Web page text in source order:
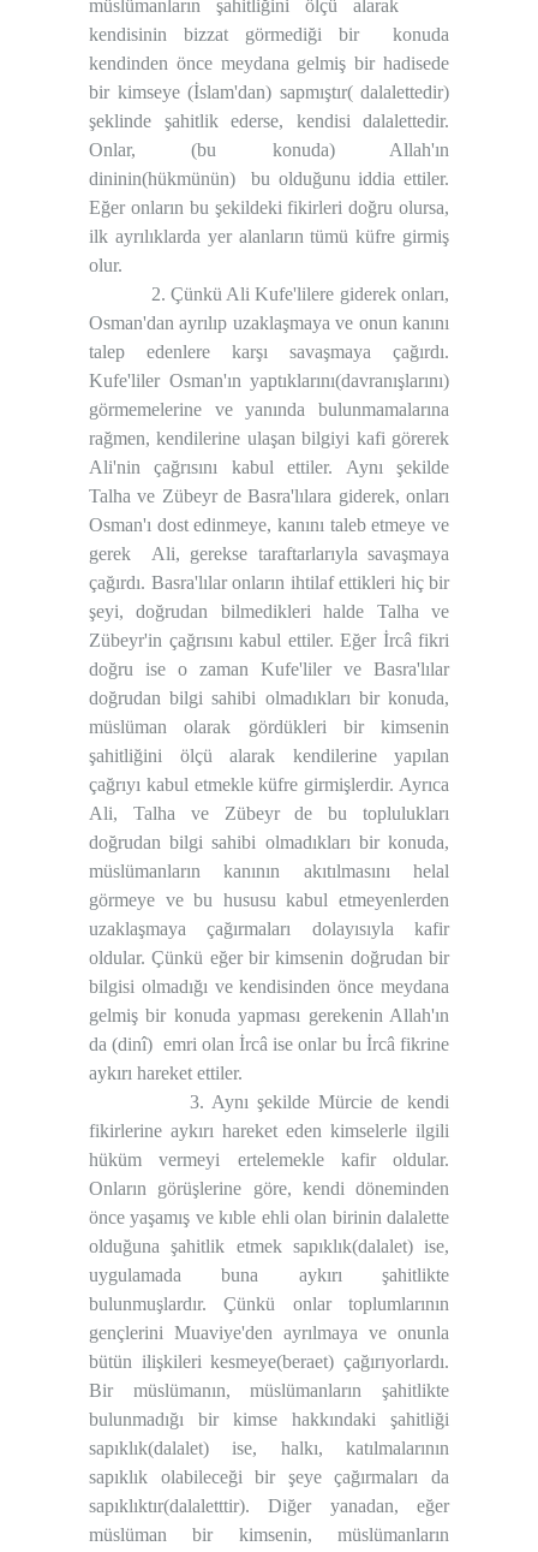
müslümanların şahitliğini ölçü alarak
kendisinin bizzat görmediği bir
konuda
kendinden önce meydana gelmiş bir hadisede
bir kimseye (İslam'dan) sapmıştır( dalalettedir)
şeklinde şahitlik ederse, kendisi dalalettedir.
Onlar, (bu konuda) Allah'ın
dininin(hükmünün)
bu olduğunu iddia ettiler.
Eğer onların bu şekildeki fikirleri doğru olursa,
ilk ayrılıklarda yer alanların tümü küfre girmiş
olur.
2. Çünkü Ali Kufe'lilere giderek onları,
Osman'dan ayrılıp uzaklaşmaya ve onun kanını
talep edenlere karşı savaşmaya çağırdı.
Kufe'liler Osman'ın yaptıklarını(davranışlarını)
görmemelerine ve yanında bulunmamalarına
rağmen, kendilerine ulaşan bilgiyi kafi görerek
Ali'nin çağrısını kabul ettiler. Aynı şekilde
Talha ve Zübeyr de Basra'lılara giderek, onları
Osman'ı dost edinmeye, kanını taleb etmeye ve
gerek
Ali, gerekse taraftarlarıyla savaşmaya
çağırdı. Basra'lılar onların ihtilaf ettikleri hiç bir
şeyi, doğrudan bilmedikleri halde Talha ve
Zübeyr'in çağrısını kabul ettiler. Eğer İrcâ fikri
doğru ise o zaman Kufe'liler ve Basra'lılar
doğrudan bilgi sahibi olmadıkları bir konuda,
müslüman olarak gördükleri bir kimsenin
şahitliğini ölçü alarak kendilerine yapılan
çağrıyı kabul etmekle küfre girmişlerdir. Ayrıca
Ali, Talha ve Zübeyr de bu toplulukları
doğrudan bilgi sahibi olmadıkları bir konuda,
müslümanların kanının akıtılmasını helal
görmeye ve bu hususu kabul etmeyenlerden
uzaklaşmaya çağırmaları dolayısıyla kafir
oldular. Çünkü eğer bir kimsenin doğrudan bir
bilgisi olmadığı ve kendisinden önce meydana
gelmiş bir konuda yapması gerekenin Allah'ın
da (dinî) emri olan İrcâ ise onlar bu İrcâ fikrine
aykırı hareket ettiler.
3. Aynı şekilde Mürcie de kendi
fikirlerine aykırı hareket eden kimselerle ilgili
hüküm vermeyi ertelemekle kafir oldular.
Onların görüşlerine göre, kendi döneminden
önce yaşamış ve kıble ehli olan birinin dalalette
olduğuna şahitlik etmek sapıklık(dalalet) ise,
uygulamada buna aykırı şahitlikte
bulunmuşlardır. Çünkü onlar toplumlarının
gençlerini Muaviye'den ayrılmaya ve onunla
bütün ilişkileri kesmeye(beraet) çağırıyorlardı.
Bir müslümanın, müslümanların şahitlikte
bulunmadığı bir kimse hakkındaki şahitliği
sapıklık(dalalet) ise, halkı, katılmalarının
sapıklık olabileceği bir şeye çağırmaları da
sapıklıktır(dalaletttir). Diğer yanadan, eğer
müslüman bir kimsenin, müslümanların